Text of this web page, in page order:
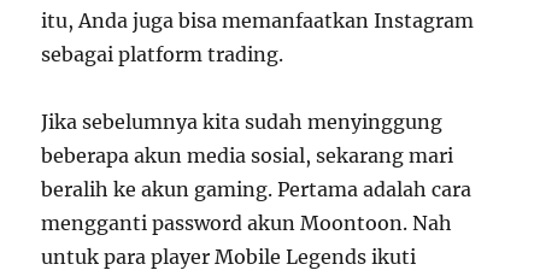
itu, Anda juga bisa memanfaatkan Instagram
sebagai platform trading.
Jika sebelumnya kita sudah menyinggung
beberapa akun media sosial, sekarang mari
beralih ke akun gaming. Pertama adalah cara
mengganti password akun Moontoon. Nah
untuk para player Mobile Legends ikuti